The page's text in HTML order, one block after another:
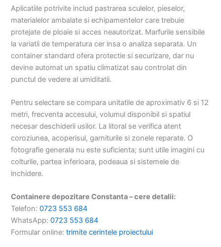
Aplicatiile potrivite includ pastrarea sculelor, pieselor,
materialelor ambalate si echipamentelor care trebuie
protejate de ploaie si acces neautorizat. Marfurile sensibile
la variatii de temperatura cer insa o analiza separata. Un
container standard ofera protectie si securizare, dar nu
devine automat un spatiu climatizat sau controlat din
punctul de vedere al umiditatii.
Pentru selectare se compara unitatile de aproximativ 6 si 12
metri, frecventa accesului, volumul disponibil si spatiul
necesar deschiderii usilor. La litoral se verifica atent
coroziunea, acoperisul, garniturile si zonele reparate. O
fotografie generala nu este suficienta; sunt utile imagini cu
colturile, partea inferioara, podeaua si sistemele de
inchidere.
Containere depozitare Constanta – cere detalii:
Telefon:0723 553 684
WhatsApp:0723 553 684
Formular online:trimite cerintele proiectului